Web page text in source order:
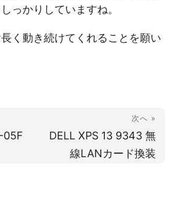
っかりしていますね。
く動き続けてくれることを願い
05F
次へ »
DELL XPS 13 9343 無
線LANカード換装